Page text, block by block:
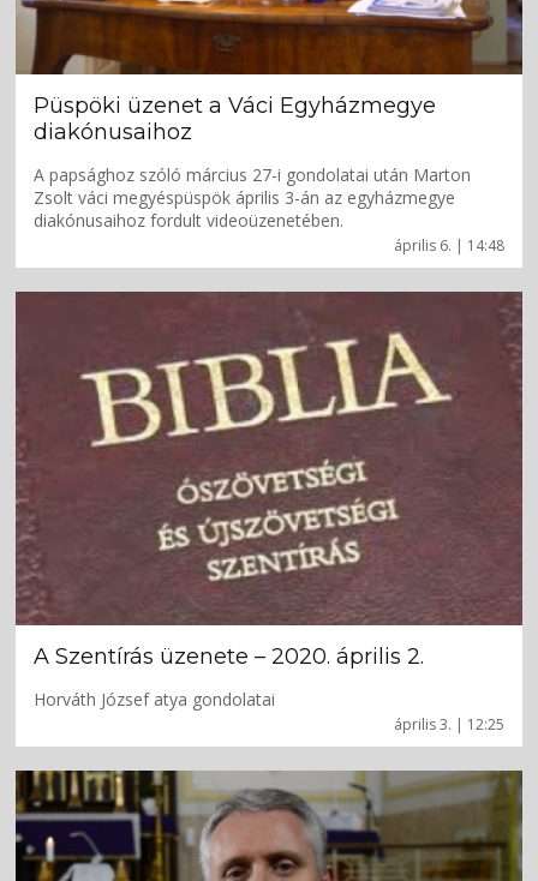
április 6. | 14:48
Püspöki üzenet a Váci Egyházmegye
diakónusaihoz
A papsághoz szóló március 27-i gondolatai után Marton
Zsolt váci megyéspüspök április 3-án az egyházmegye
diakónusaihoz fordult videoüzenetében.
április 3. | 12:25
A Szentírás üzenete – 2020. április 2.
Horváth József atya gondolatai